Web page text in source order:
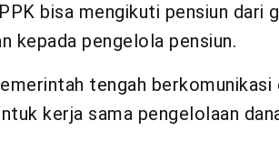
bisa mengikuti pensiun dari
kepada pengelola pensiun.
tengah
kerja sama pengelolaan